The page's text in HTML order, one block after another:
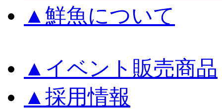
▲鮮魚について
▲ イベント販売商品
▲採用情報